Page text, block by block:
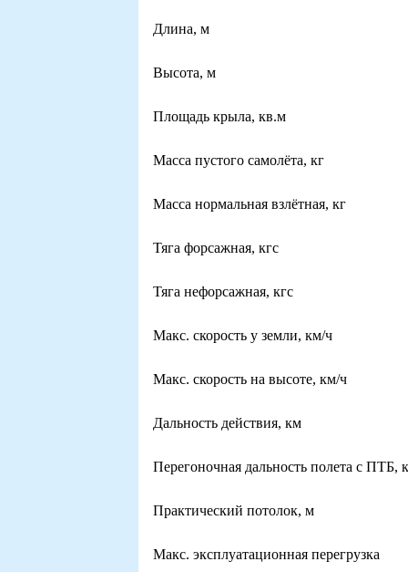
Длина, м
Высота, м
Площадь крыла, кв.м
Масса пустого самолёта, кг
Масса нормальная взлётная, кг
Тяга форсажная, кгс
Тяга нефорсажная, кгс
Макс. скорость у земли, км/ч
Макс. скорость на высоте, км/ч
Дальность действия, км
Перегоночная дальность полета с ПТБ,
Практический потолок, м
Макс. эксплуатационная перегрузка